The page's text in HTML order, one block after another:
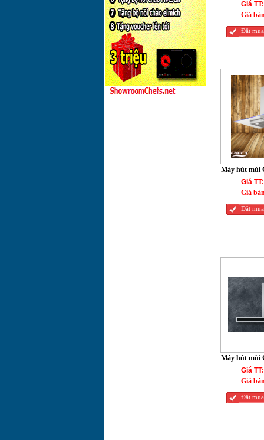
Bếp từ đôi CHEFS
EH-DIH2000A
Bếp từ ba CHEF'S
EH-IH545
Bếp từ ba CHEF'S
Giá TT:
Giá
Đăt mua
Máy hút mùi
Giá TT:
Giá
Đăt mua
Máy hút mùi
Giá TT:
Giá
Đăt mua